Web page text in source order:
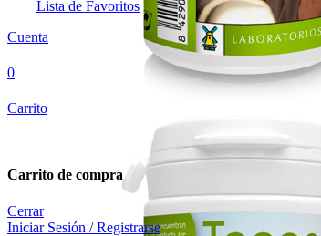
Lista de Favoritos
Cuenta
0
Carrito
Carrito de compra
Cerrar
Iniciar Sesión / Registrarse